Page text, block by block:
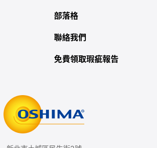
部落格
聯絡我們
免費領取瑕疵報告